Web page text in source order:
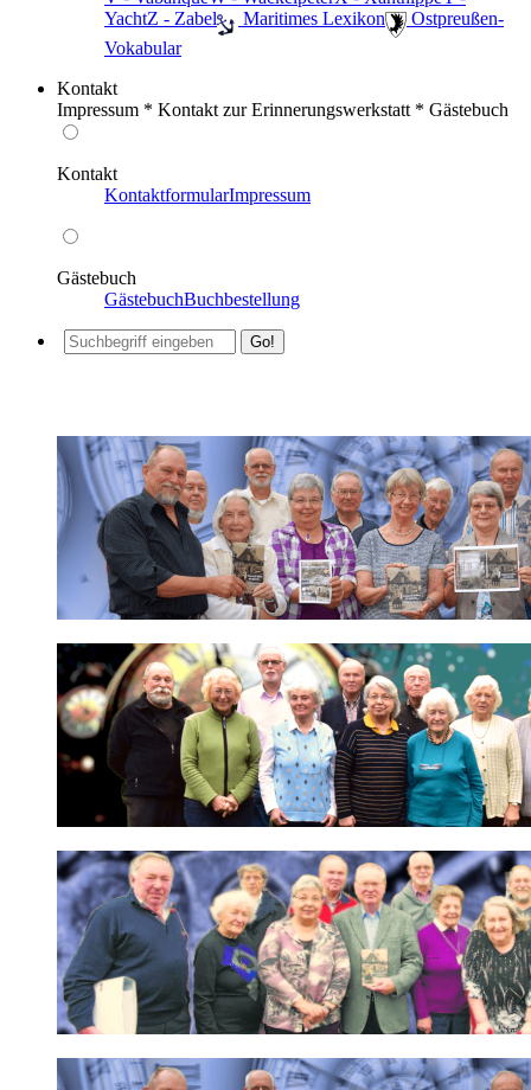
YachtZ - Zabel ️ Maritimes Lexikon
️ Ostpreußen-
Vokabular
Kontakt
Impressum * Kontakt zur Erinnerungswerkstatt * Gästebuch
Kontakt
KontaktformularImpressum
Gästebuch
GästebuchBuchbestellung